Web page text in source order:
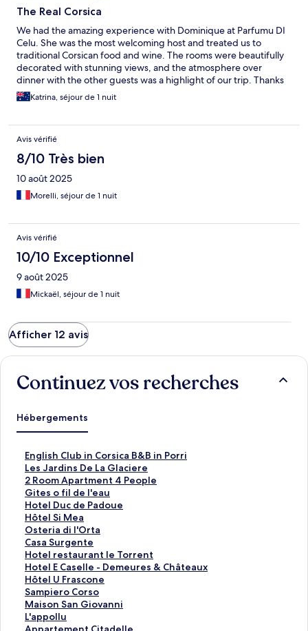
The Real Corsica
We had the amazing experience with Dominique at Parfumu DI
Celu. She was the most welcoming host and treated us to
traditional Corsican food and wine. The rooms were beautifully
decorated with stunning views, and the atmosphere over
dinner with the other guests was a highlight of our trip. Thanks
again, and we look forward to seeing the new rooms, terrace
and spa. A spectacular vision !!
Katrina, séjour de 1 nuit
Avis vérifié
8/10 Très bien
10 août 2025
Morelli, séjour de 1 nuit
Avis vérifié
10/10 Exceptionnel
9 août 2025
Mickaël, séjour de 1 nuit
Afficher 12 avis
Continuez vos recherches
Hébergements
English Club in Corsica B&B in Porri
L
i
e
n
o
u
v
r
a
n
t
l
a
p
a
Les Jardins De La Glaciere
L
i
e
n
o
u
v
r
a
n
t
l
a
p
2 Room Apartment 4 People
L
i
e
n
o
u
v
r
a
n
t
l
a
Gites o fil de l'eau
L
i
e
n
o
u
v
r
a
n
t
l
Hotel Duc de Padoue
L
i
e
n
o
u
v
r
a
n
t
Hôtel Si Mea
L
i
e
n
o
u
v
r
a
n
Osteria di l'Orta
L
i
e
n
o
u
v
r
a
Casa Surgente
L
i
e
n
o
u
v
r
Hotel restaurant le Torrent
L
i
e
n
o
u
v
Hotel E Caselle - Demeures & Châteaux
L
i
e
n
o
u
Hôtel U Frascone
L
i
e
n
o
Sampiero Corso
L
i
e
n
Maison San Giovanni
L
i
e
L'appollu
L
iL